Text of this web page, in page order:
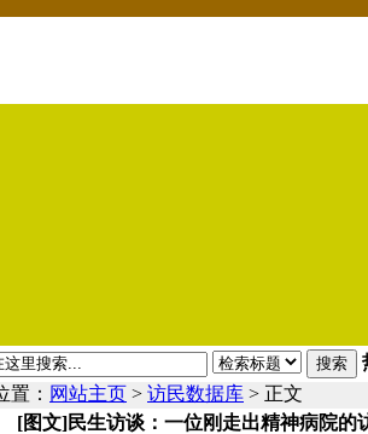
搜索
置： 网站主页 > 访民数据库 > 正文
[图文]民生访谈：一位刚走出精神病院的